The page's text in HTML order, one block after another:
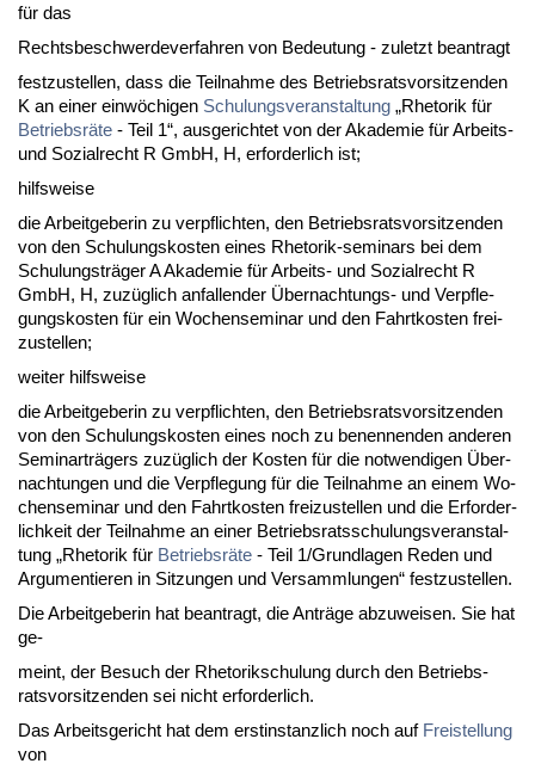
für das
Rechts­be­schwer­de­ver­fah­ren von Be­deu­tung - zu­letzt be­an­tragt
fest­zu­stel­len, dass die Teil­nah­me des Be­triebs­rats­vor­sit­zen­den
K an ei­ner einwöchi­gen Schu­lungs­ver­an­stal­tung „Rhe­to­rik für
Be­triebsräte - Teil 1“, aus­ge­rich­tet von der Aka­de­mie für Ar­beits-
und So­zi­al­recht R GmbH, H, er­for­der­lich ist;
hilfs­wei­se
die Ar­beit­ge­be­rin zu ver­pflich­ten, den Be­triebs­rats­vor­sit­zen­den
von den Schu­lungs­kos­ten ei­nes Rhe­to­rik-se­mi­nars bei dem
Schu­lungs­träger A Aka­de­mie für Ar­beits- und So­zi­al­recht R
GmbH, H, zuzüglich an­fal­len­der Über­nach­tungs- und Ver­pfle­
gungs­kos­ten für ein Wo­ch­en­se­mi­nar und den Fahrt­kos­ten frei­
zu­stel­len;
wei­ter hilfs­wei­se
die Ar­beit­ge­be­rin zu ver­pflich­ten, den Be­triebs­rats­vor­sit­zen­den
von den Schu­lungs­kos­ten ei­nes noch zu be­nen­nen­den an­de­ren
Se­min­arträgers zuzüglich der Kos­ten für die not­wen­di­gen Über­
nach­tun­gen und die Ver­pfle­gung für die Teil­nah­me an ei­nem Wo­
ch­en­se­mi­nar und den Fahrt­kos­ten frei­zu­stel­len und die Er­for­der­
lich­keit der Teil­nah­me an ei­ner Be­triebs­rats­schu­lungs­ver­an­stal­
tung „Rhe­to­rik für Be­triebsräte - Teil 1/Grund­la­gen Re­den und
Ar­gu­men­tie­ren in Sit­zun­gen und Ver­samm­lun­gen“ fest­zu­stel­len.
Die Ar­beit­ge­be­rin hat be­an­tragt, die Anträge ab­zu­wei­sen. Sie hat
ge-
meint, der Be­such der Rhe­to­rik­schu­lung durch den Be­triebs­
rats­vor­sit­zen­den sei nicht er­for­der­lich.
Das Ar­beits­ge­richt hat dem erst­in­stanz­lich noch auf Frei­stel­lung
von